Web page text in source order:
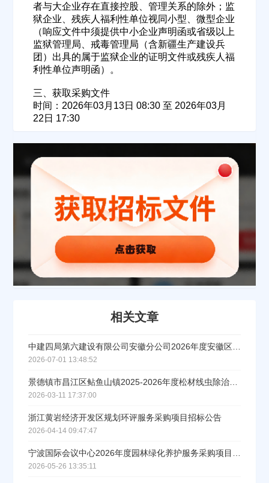
者与大企业存在直接控股、管理关系的除外；监
狱企业、残疾人福利性单位视同小型、微型企业
（响应文件中须提供中小企业声明函或省级以上
监狱管理局、戒毒管理局（含新疆生产建设兵
团）出具的属于监狱企业的证明文件或残疾人福
利性单位声明函）。
三、获取采购文件
时间：2026年03月13日 08:30 至 2026年03月
22日 17:30
相关文章
中建四局第六建设有限公司安徽分公司2026年度安徽区域保安服务集中采购招标公告
2026-07-01 13:48:52
景德镇市昌江区鲇鱼山镇2025-2026年度松材线虫除治项目
2026-03-11 17:37:00
浙江黄岩经济开发区规划环评服务采购项目招标公告
2026-04-14 09:47:47
宁波国际会议中心2026年度园林绿化养护服务采购项目招标公告
2026-05-26 13:35:11
公司名称
公司所在地
请选择省市
经办人
联系方式
填写联系电话后会有服务中心的工作人员给您致电！
立即入驻